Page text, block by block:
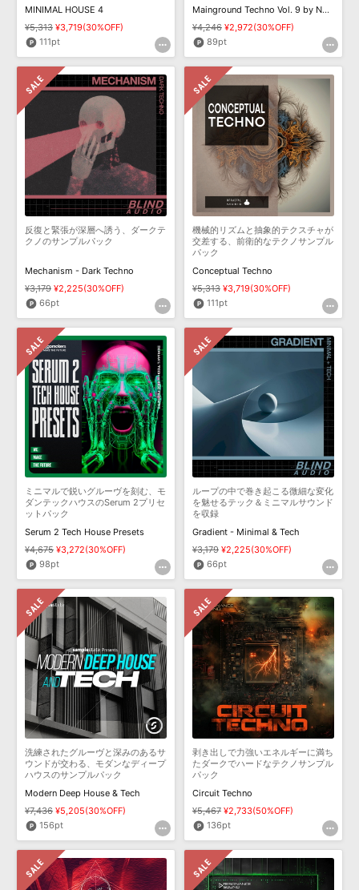
MINIMAL HOUSE 4
¥5,313 ¥3,719(30%OFF)
111pt
Mainground Techno Vol. 9 by NoNameLeft
¥4,246 ¥2,972(30%OFF)
89pt
反復と緊張が深層へ誘う、ダークテ
クノのサンプルパック
Mechanism - Dark Techno
¥3,179 ¥2,225(30%OFF)
66pt
機械的リズムと抽象的テクスチャが
交差する、前衛的なテクノサンプル
パック
Conceptual Techno
¥5,313 ¥3,719(30%OFF)
111pt
ミニマルで鋭いグルーヴを刻む、モ
ダンテックハウスのSerum 2プリセ
ットパック
Serum 2 Tech House Presets
¥4,675 ¥3,272(30%OFF)
98pt
ループの中で巻き起こる微細な変化
を魅せるテック＆ミニマルサウンド
を収録
Gradient - Minimal & Tech
¥3,179 ¥2,225(30%OFF)
66pt
洗練されたグルーヴと深みのあるサ
ウンドが交わる、モダンなディープ
ハウスのサンプルパック
Modern Deep House & Tech
¥7,436 ¥5,205(30%OFF)
156pt
剥き出しで力強いエネルギーに満ち
たダークでハードなテクノサンプル
パック
Circuit Techno
¥5,467 ¥2,733(50%OFF)
136pt